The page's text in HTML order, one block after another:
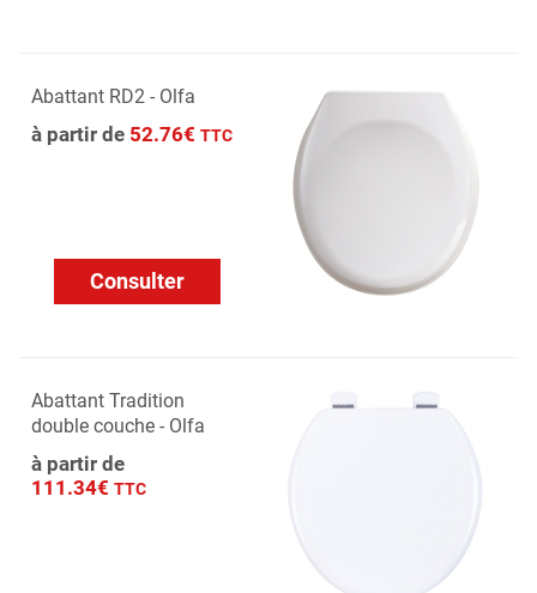
Abattant RD2 - Olfa
à partir de 52.76€ TTC
Consulter
Abattant Tradition
double couche - Olfa
à partir de
111.34€ TTC